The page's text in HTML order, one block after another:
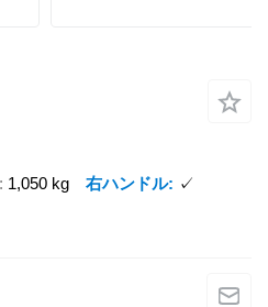
1,050 kg 右ハンドル ✓